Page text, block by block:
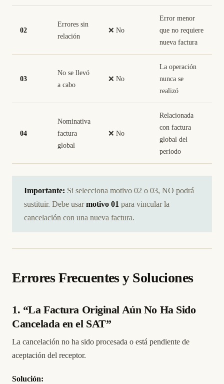
02
Errores sin
relación
❌ No
Error menor
que no requiere
nueva factura
03
No se llevó
a cabo
❌ No
La operación
nunca se
realizó
04
Nominativa
factura
global
❌ No
Relacionada
con factura
global del
periodo
Importante: Si selecciona motivo 02 o 03, NO podrá
sustituir. Debe usarmotivo 01 para vincular la
cancelación con una nueva factura.
Errores Frecuentes y Soluciones
1. “La Factura Original Aún No Ha Sido
Cancelada en el SAT”
La cancelación no ha sido procesada o está pendiente de
aceptación del receptor.
Solución: